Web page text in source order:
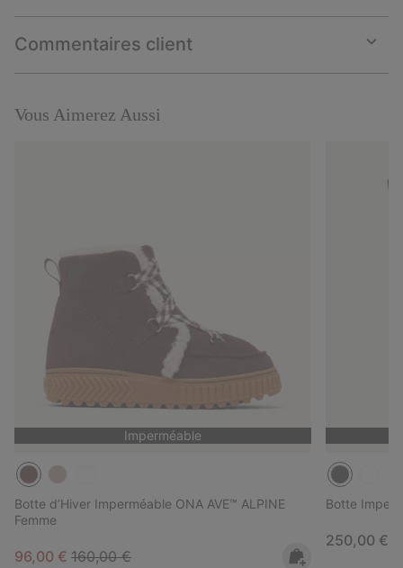
or
Commentaires client
or
Vous Aimerez Aussi
Imperméable
Botte d’Hiver Imperméable ONA AVE™ ALPINE
Femme
Sale price:
96,00 € Regular price:
160,00 €
Botte
Regular
250,00 €